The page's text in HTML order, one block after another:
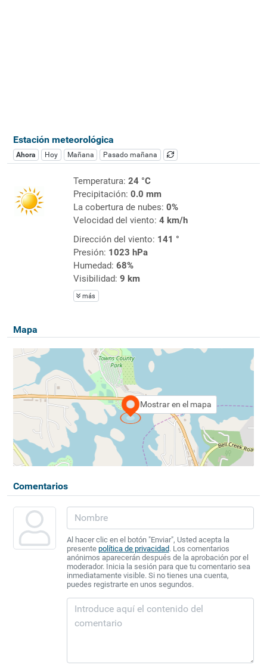
Estación meteorológica
Ahora Hoy Mañana Pasado mañana
Temperatura: 24 °C
Precipitación: 0.0 mm
La cobertura de nubes: 0%
Velocidad del viento: 4 km/h
Dirección del viento: 141 °
Presión: 1023 hPa
Humedad: 68%
Visibilidad: 9 km
más
Mapa
Mostrar en el mapa
Comentarios
Al hacer clic en el botón "Enviar", Usted acepta la
presente política de privacidad. Los comentarios
anónimos aparecerán después de la aprobación por el
moderador. Inicia la sesión para que tu comentario sea
inmediatamente visible. Si no tienes una cuenta,
puedes registrarte en unos segundos.